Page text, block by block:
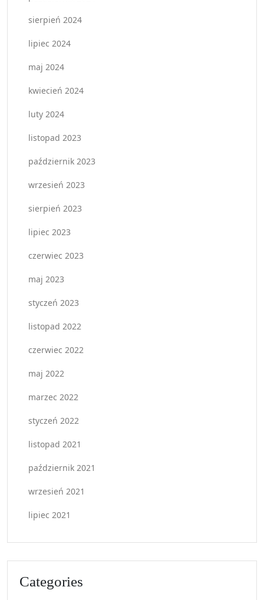
sierpień 2024
lipiec 2024
maj 2024
kwiecień 2024
luty 2024
listopad 2023
październik 2023
wrzesień 2023
sierpień 2023
lipiec 2023
czerwiec 2023
maj 2023
styczeń 2023
listopad 2022
czerwiec 2022
maj 2022
marzec 2022
styczeń 2022
listopad 2021
październik 2021
wrzesień 2021
lipiec 2021
Categories